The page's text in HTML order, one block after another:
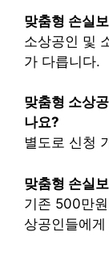
맞춤형 손실
소상공인 및
가 다릅니다.
맞춤형 소상
나요?
별도로 신청
맞춤형 손실
기존 500만
상공인들에